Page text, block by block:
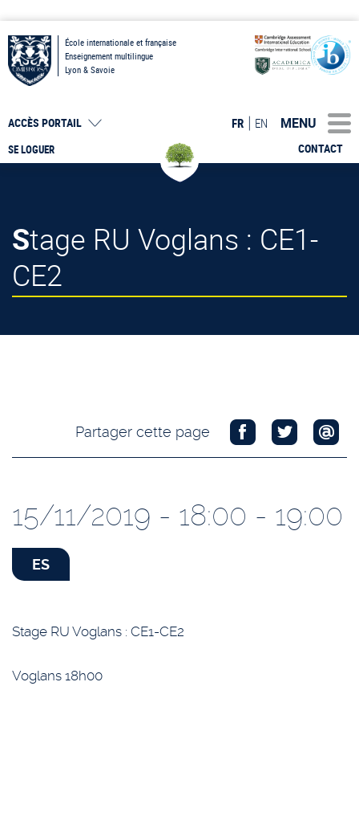
École internationale et française
Enseignement multilingue
Lyon & Savoie
SE LOGUER
ACCÈS PORTAIL
CONTACT
FR EN MENU
Stage RU Voglans : CE1-
CE2
Partager cette page
15/11/2019 - 18:00 - 19:00
ES
Stage RU Voglans : CE1-CE2
Voglans 18h00